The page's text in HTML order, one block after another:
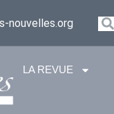
nouvelles.org
LA REVUE